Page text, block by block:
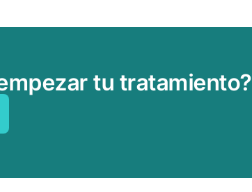
tu tratamiento?